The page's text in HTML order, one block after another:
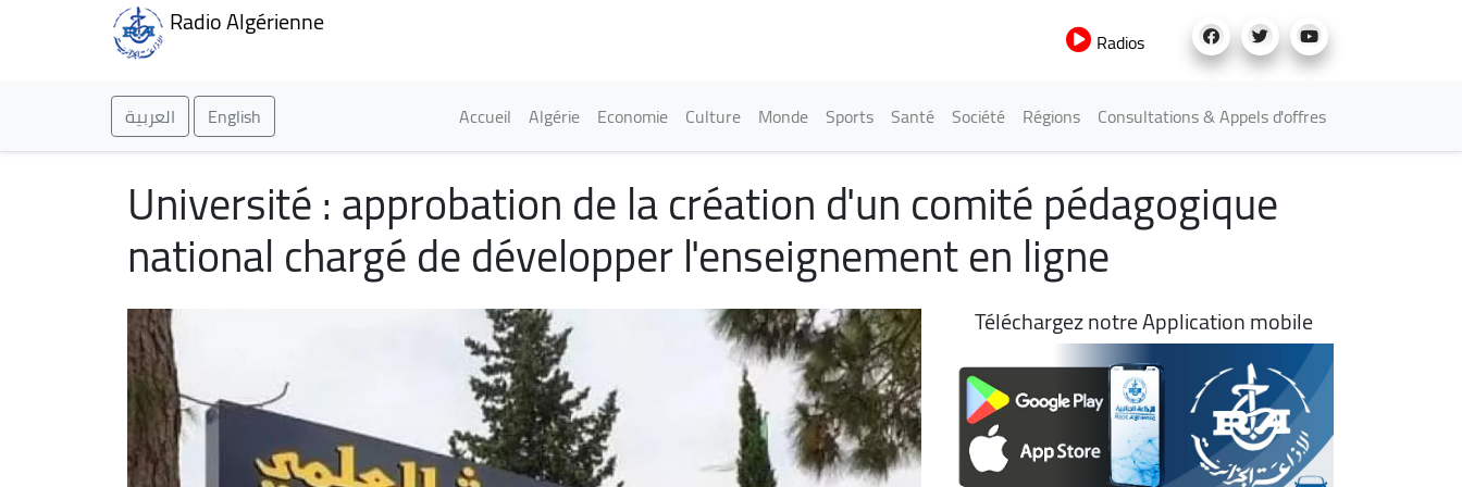
Radio Algérienne
Radios
العربية English Main navigation
Accueil Algérie Economie Culture Monde Sports Santé Société Régions Consultations & Appels d'offres
Université : approbation de la création d'un comité pédagogique
national chargé de développer l'enseignement en ligne
Téléchargez notre Application mobile